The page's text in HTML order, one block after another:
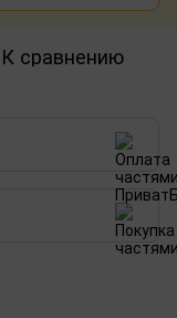
К сравнению